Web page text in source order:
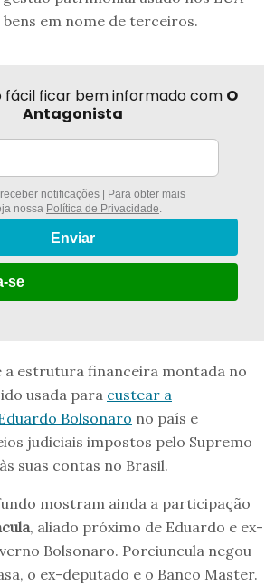
em nome de terceiros.
fácil ficar bem informado com O
Antagonista
notificações | Para obter mais
nossa Política de Privacidade.
Enviar
se
a estrutura financeira montada no
usada para custear a
Bolsonaro no país e
judiciais impostos pelo Supremo
suas contas no Brasil.
mostram ainda a participação
, aliado próximo de Eduardo e ex-
Bolsonaro. Porciuncula negou
o ex-deputado e o Banco Master.